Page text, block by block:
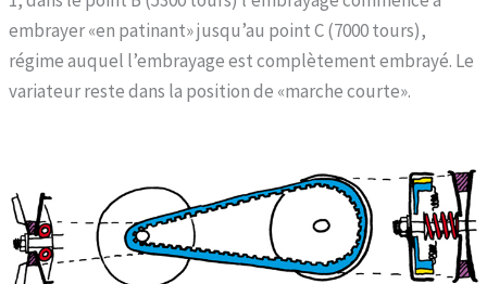
embrayer «en patinant» jusqu’au point C (7000 tours),
régime auquel l’embrayage est complètement embrayé. Le
variateur reste dans la position de «marche courte».